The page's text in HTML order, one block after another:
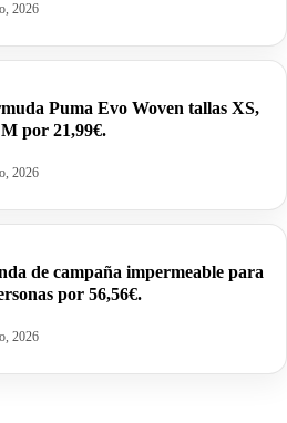
2026
Puma Evo Woven tallas XS,
por 21,99€.
2026
de campaña impermeable para
por 56,56€.
2026